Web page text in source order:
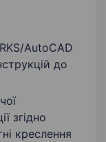
AutoCAD
до
згідно
креслення